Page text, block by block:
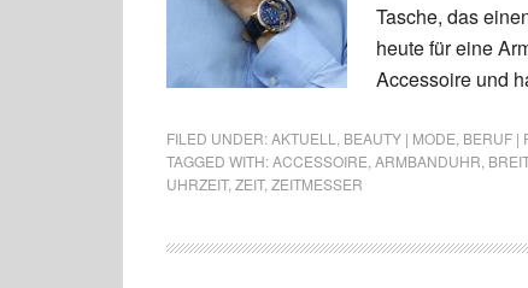
Tasche, das
heute für eine
Accessoire und
FILED UNDER:AKTUELL BEAUTY | MODE BERUF |
TAGGED WITH:ACCESSOIRE ARMBANDUHR
UHRZEIT, ZEIT, ZEITMESSER